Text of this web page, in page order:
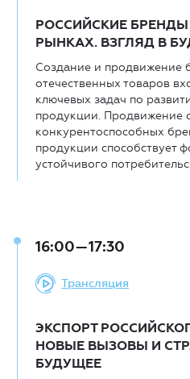
РОССИЙСКИЕ
РЫНКАХ. ВЗГЛЯД В
Создание и продвижение
отечественных товаров
ключевых задач по
продукции. Продвижение
конкурентоспособных
продукции способствует
устойчивого
16:00—17:30
Трансляция
ЭКСПОРТ
НОВЫЕ ВЫЗОВЫ И
БУДУЩЕЕ